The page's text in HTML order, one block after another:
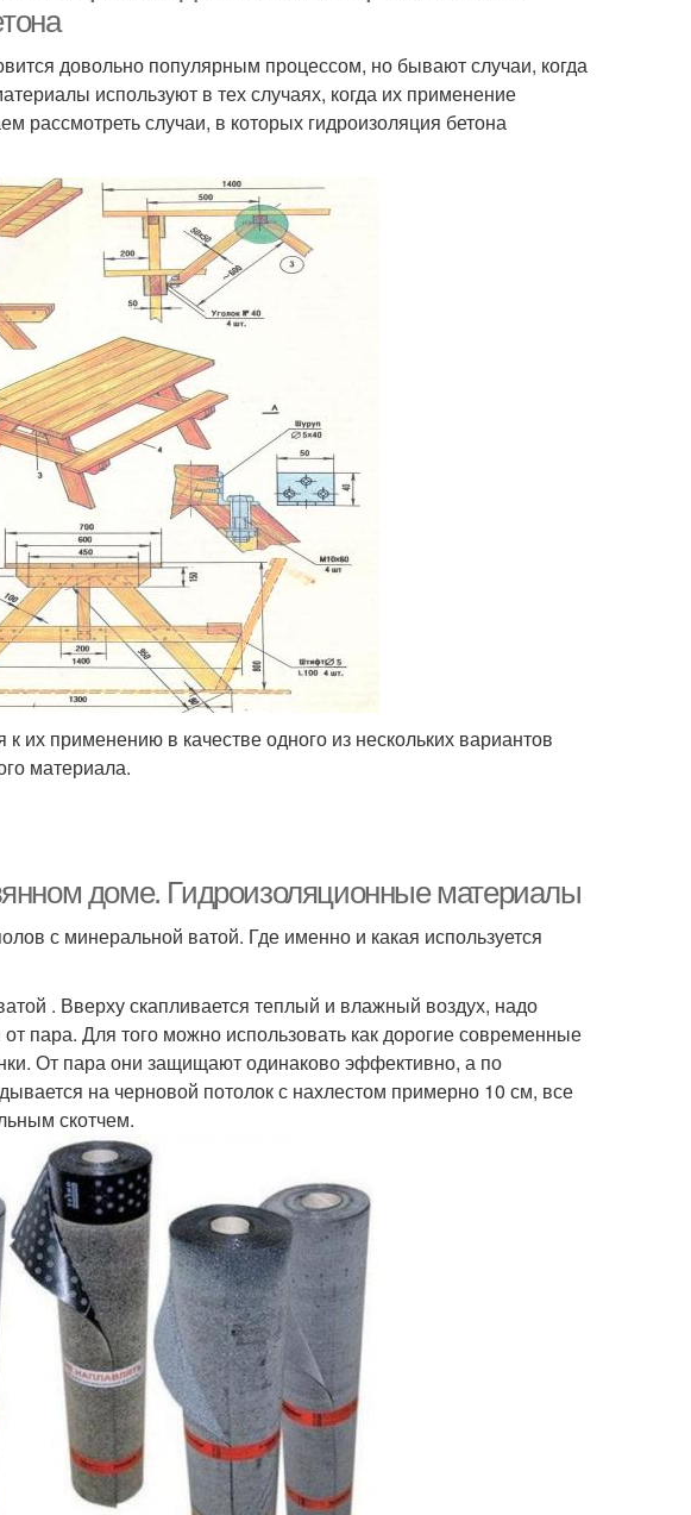
довольно популярным процессом, но бывают случаи, когда
используют в тех случаях, когда их применение
рассмотреть случаи, в которых гидроизоляция бетона
их применению в качестве одного из нескольких вариантов
материала.
доме. Гидроизоляционные материалы
с минеральной ватой. Где именно и какая используется
. Вверху скапливается теплый и влажный воздух, надо
пара. Для того можно использовать как дорогие современные
От пара они защищают одинаково эффективно, а по
на черновой потолок с нахлестом примерно 10 см, все
скотчем.